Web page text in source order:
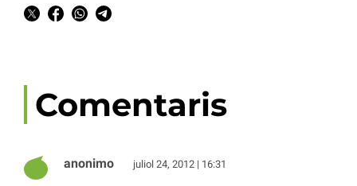
Comentaris
anonimo juliol 24, 2012 | 16:31